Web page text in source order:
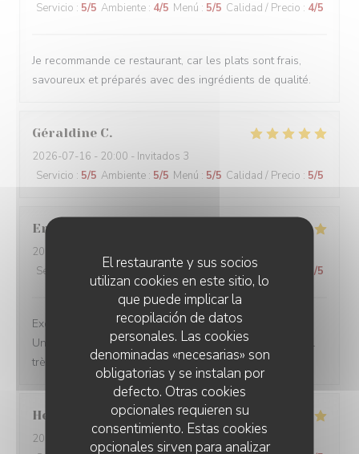
El restaurante y sus socios
utilizan cookies en este sitio, lo
que puede implicar la
recopilación de datos
personales. Las cookies
denominadas «necesarias» son
obligatorias y se instalan por
defecto. Otras cookies
opcionales requieren su
consentimiento. Estas cookies
opcionales sirven para analizar
Servicio : 5/5 Ambiente : 4/5 Menú : 5/5 Calidad / Precio : 4/5
Je recommande ce restaurant, car les plats sont frais,
savoureux et préparés avec des ingrédients de qualité.
Géraldine C
2026-07-16 - 20:00 - Invitados 3
Servicio : 5/5 Ambiente : 5/5 Menú : 5/5 Calidad / Precio : 5/5
Eric
2026-07-15
Servicio
Ambiente: 5/5 Menú: 5/5 Calidad / Precio /5
Excellente table. Produits de qualité, belle présentation.
Un vrai moment de gastronomie Française. Et personnel
très agréable.
Hervé
2026-07-03
- 19:30 - Invitados 2